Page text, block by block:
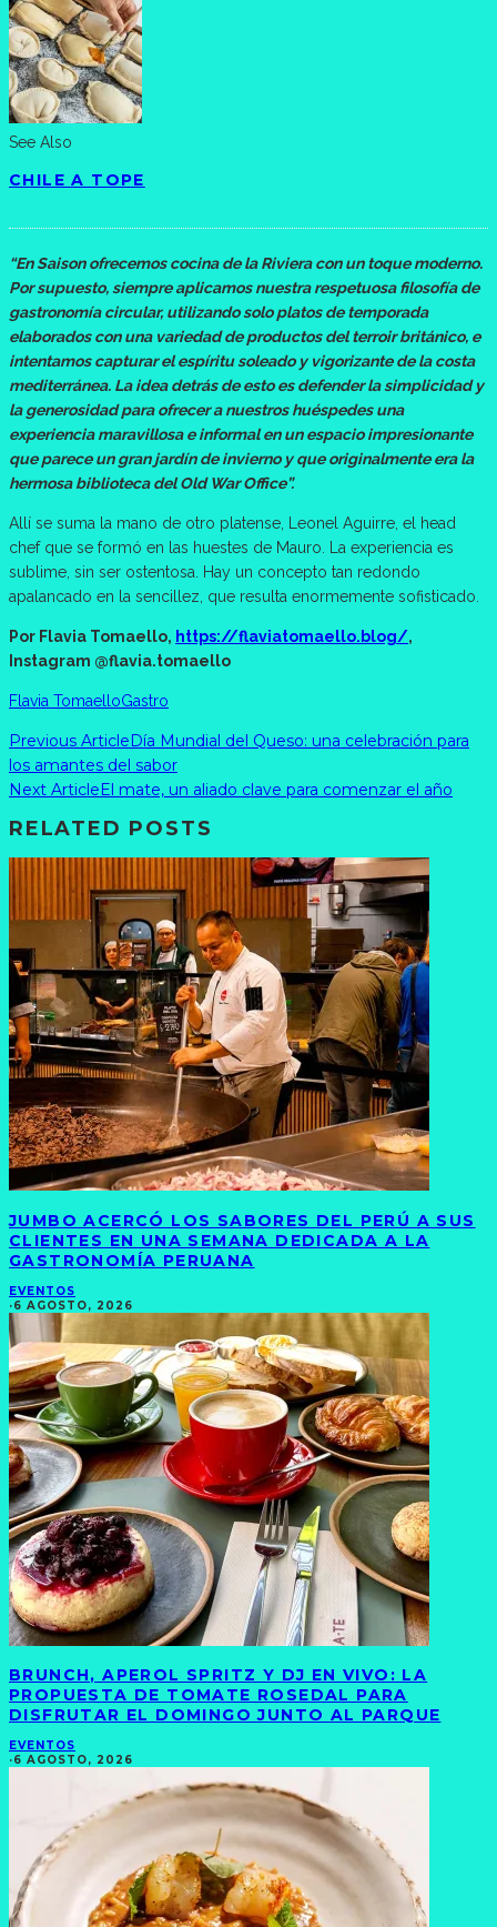
See Also
CHILE A TOPE
“En Saison ofrecemos cocina de la Riviera con un toque moderno.
Por supuesto, siempre aplicamos nuestra respetuosa filosofía de
gastronomía circular, utilizando solo platos de temporada
elaborados con una variedad de productos del terroir británico, e
intentamos capturar el espíritu soleado y vigorizante de la costa
mediterránea. La idea detrás de esto es defender la simplicidad y
la generosidad para ofrecer a nuestros huéspedes una
experiencia maravillosa e informal en un espacio impresionante
que parece un gran jardín de invierno y que originalmente era la
hermosa biblioteca del Old War Office”.
Allí se suma la mano de otro platense, Leonel Aguirre, el head
chef que se formó en las huestes de Mauro. La experiencia es
sublime, sin ser ostentosa. Hay un concepto tan redondo
apalancado en la sencillez, que resulta enormemente sofisticado.
Por Flavia Tomaello, https://flaviatomaello.blog/,
Instagram @flavia.tomaello
Flavia TomaelloGastro
Previous ArticleDía Mundial del Queso: una celebración para
los amantes del sabor
Next ArticleEl mate, un aliado clave para comenzar el año
RELATED POSTS
JUMBO ACERCÓ LOS SABORES DEL PERÚ A SUS
CLIENTES EN UNA SEMANA DEDICADA A LA
GASTRONOMÍA PERUANA
EVENTOS
·6 AGOSTO, 2026
BRUNCH, APEROL SPRITZ Y DJ EN VIVO: LA
PROPUESTA DE TOMATE ROSEDAL PARA
DISFRUTAR EL DOMINGO JUNTO AL PARQUE
EVENTOS
·6 AGOSTO, 2026